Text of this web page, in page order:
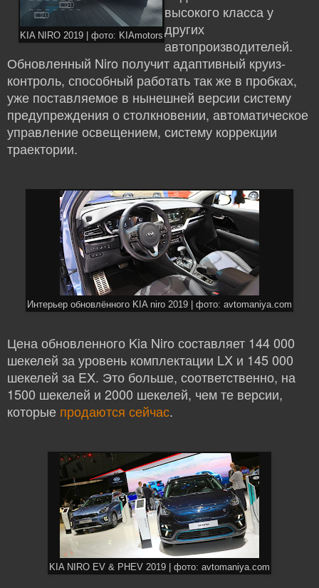
KIA NIRO 2019 | фото: KIAmotors
высокого класса у
других
автопроизводителей.
Обновленный Niro получит адаптивный круиз-
контроль, способный работать так же в пробках,
уже поставляемое в нынешней версии систему
предупреждения о столкновении, автоматическое
управление освещением, систему коррекции
траектории.
Интерьер обновлённого KIA niro 2019 | фото: avtomaniya.com
Цена обновленного Kia Niro составляет 144 000
шекелей за уровень комплектации LX и 145 000
шекелей за EX. Это больше, соответственно, на
1500 шекелей и 2000 шекелей, чем те версии,
которые продаются сейчас.
KIA NIRO EV & PHEV 2019 | фото: avtomaniya.com